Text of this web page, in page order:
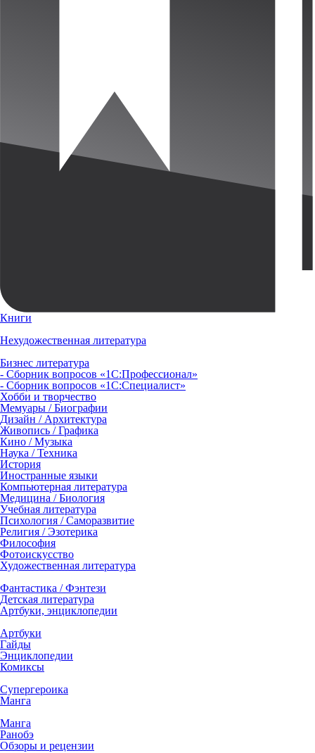
Книги
Нехудожественная литература
Бизнес литература
- Сборник вопросов «1С:Профессионал»
- Сборник вопросов «1С:Специалист»
Хобби и творчество
Мемуары / Биографии
Дизайн / Архитектура
Живопись / Графика
Кино / Музыка
Наука / Техника
История
Иностранные языки
Компьютерная литература
Медицина / Биология
Учебная литература
Психология / Саморазвитие
Религия / Эзотерика
Философия
Фотоискусство
Художественная литература
Фантастика / Фэнтези
Детская литература
Артбуки, энциклопедии
Артбуки
Гайды
Энциклопедии
Комиксы
Супергероика
Манга
Манга
Ранобэ
Обзоры и рецензии